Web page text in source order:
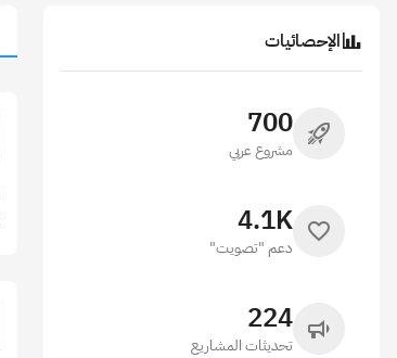
الإحصائيات
700
مشروع عربي
4.1K
دعم "تصويت"
224
تحديثات المشاريع